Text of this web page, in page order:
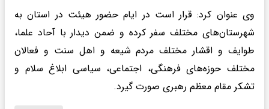
️وی عنوان کرد: قرار است در ایام‌ حضور هیئت در استان به
شهرستان‌های مختلف سفر کرده و ضمن دیدار با آحاد علما،
طوایف و اقشار مختلف مردم شیعه و اهل سنت و فعالان
مختلف حوزه‌های فرهنگی، اجتماعی، سیاسی ابلاغ سلام و
تشکر مقام معظم رهبری صورت گیرد.